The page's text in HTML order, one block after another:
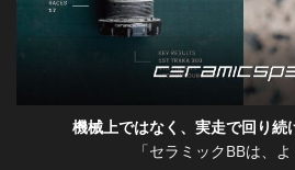
機械上ではなく、実走で回り続
「セラミックBBは、